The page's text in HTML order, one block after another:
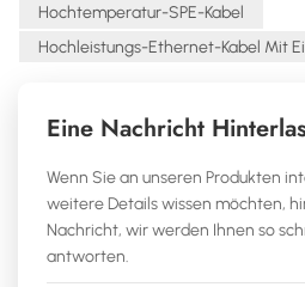
Hochtemperatur-SPE-Kabel
Hochleistungs-Ethernet-Kabel Mit
Eine Nachricht
Wenn Sie an unseren Produkten
weitere Details wissen möchten,
Nachricht, wir werden Ihnen so
antworten.